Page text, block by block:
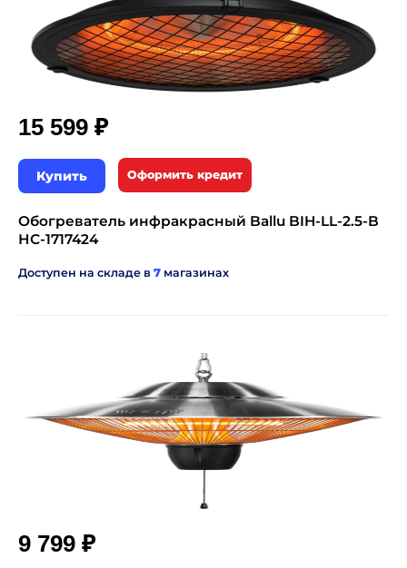
15 599 ₽
Купить Оформить кредит
Обогреватель инфракрасный Ballu BIH-LL-2.5-B
НС-1717424
Доступен на складе в 7 магазинах
9 799 ₽